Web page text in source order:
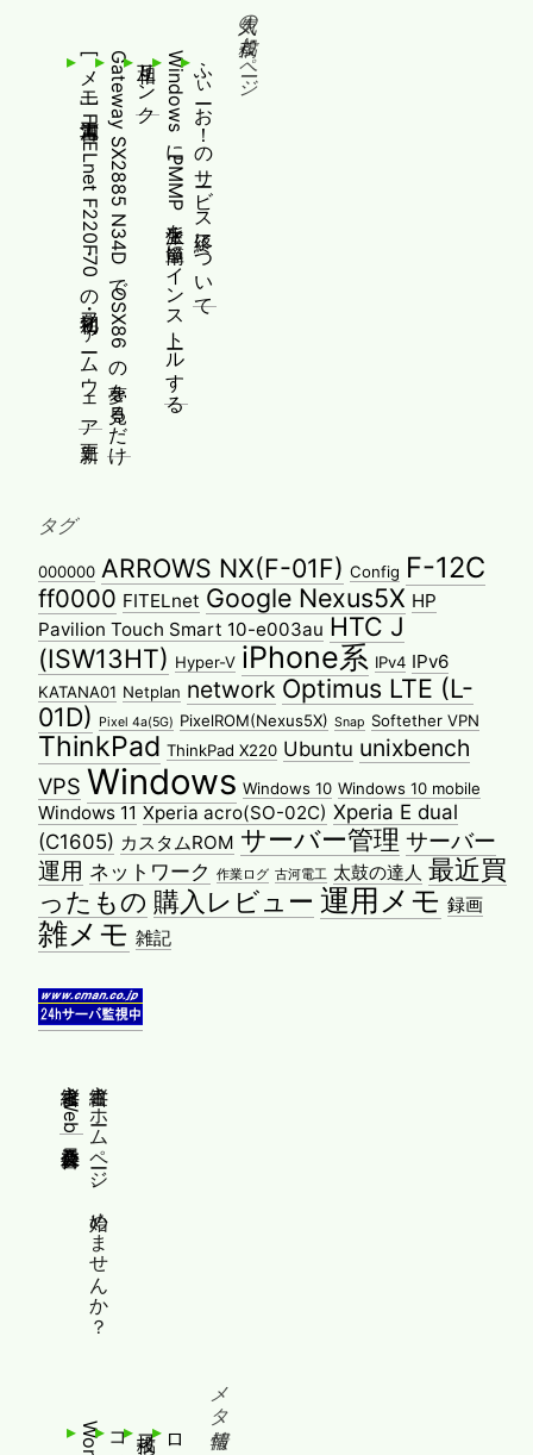
人気の投稿とページ
ふぃーお！のサービス終了について
WindowsにPMMP派生を簡単にインストールする
相互リンク
Gateway SX2885 N34DでOSX86の夢を見るだけ
[メモ]古河電工 FITELnet F220・F70の初期化・ファームウェア更新
タグ
000000 ARROWS NX(F-01F) Config F-12C
ff0000 FITELnet Google Nexus5X HP
Pavilion Touch Smart 10-e003au HTC J
(ISW13HT) Hyper-V iPhone系 IPv4 IPv6
KATANA01 Netplan network Optimus LTE (L-
01D)
Pixel 4a(5G) PixelROM(Nexus5X) Snap Softether VPN
ThinkPad ThinkPad X220 Ubuntu unixbench
VPS Windows Windows 10 Windows 10 mobile
Windows 11 Xperia acro(SO-02C) Xperia E dual
(C1605) カスタムROM サーバー管理 サーバー
運用 ネットワーク 作業ログ 古河電工 太鼓の達人 最近買
ったもの 購入レビュー 運用メモ 録画
雑メモ 雑記
縦書きホームページ、始めませんか？
縦書きWeb普及委員会
メタ情報